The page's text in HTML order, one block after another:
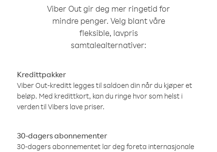
Viber Out gir deg mer ringetid for
mindre penger. Velg blant våre
fleksible, lavpris
samtalealternativer:
Kredittpakker
Viber Out-kreditt legges til saldoen din når du kjøper et
beløp. Med kredittkort, kan du ringe hvor som helst i
verden til Vibers lave priser.
30-dagers abonnementer
30-dagers abonnementet lar deg foreta internasjonale